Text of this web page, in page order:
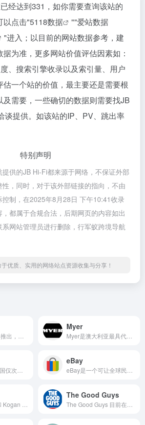
经达到331，如你需要查询该站的
以点击"5118数据 ""爱站数据
"进入；以目前的网站数据参考，建
为准，更多网站价值评估因素如：
、搜索引擎收录以及索引量、用户
一个站的价值，最主要还是需要根
需要，一些确切的数据则需要找JB
谈提供。如该站的IP、PV、跳出率
特别声明
供的JB Hi-Fi都来源于网络，不保证外部
，同时，对于该外部链接的指向，不由
制，在2025年8月28日 下午10:41收录
都属于合规合法，后期网页的内容如出
网站管理员进行删除，行军蚁跨境导航
优质、实用的网络站点资源收集与分享！
Myer
eBay
The Good Guys